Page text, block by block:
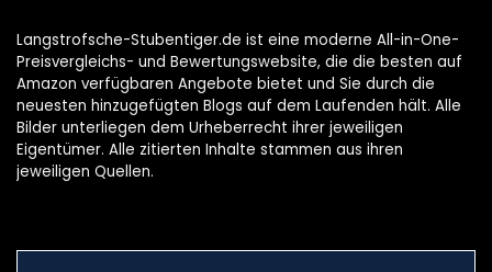
Langstrofsche-Stubentiger.de ist eine moderne All-in-One-
Preisvergleichs- und Bewertungswebsite, die die besten auf
Amazon verfügbaren Angebote bietet und Sie durch die
neuesten hinzugefügten Blogs auf dem Laufenden hält. Alle
Bilder unterliegen dem Urheberrecht ihrer jeweiligen
Eigentümer. Alle zitierten Inhalte stammen aus ihren
jeweiligen Quellen.